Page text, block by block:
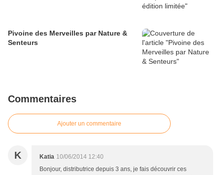
Pivoine des Merveilles par Nature &
Senteurs
Commentaires
Ajouter un commentaire
K Katia 10/06/2014 12:40
Bonjour, distributrice depuis 3 ans, je fais découvrir ces